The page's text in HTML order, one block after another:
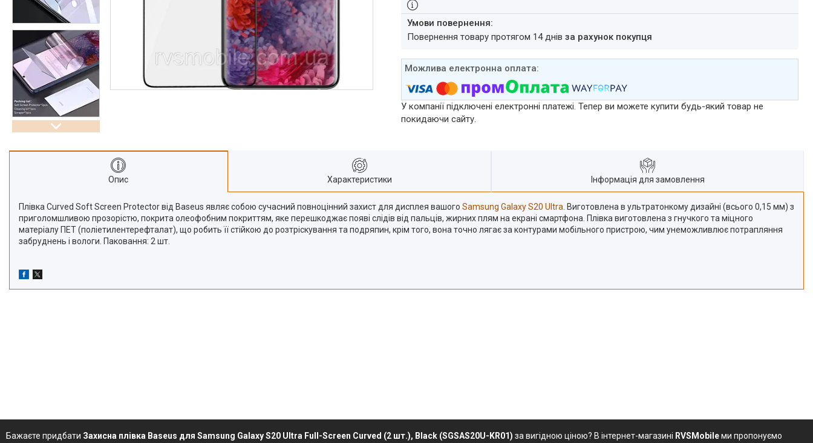
повернення товару протягом 14 днів за рахунок покупця
У компанії підключені електронні платежі. Тепер ви можете купити будь-який товар не
покидаючи сайту.
Опис Характеристики Інформація для замовлення
Плівка Curved Soft Screen Protector від Baseus являє собою сучасний повноцінний захист для дисплея вашого Samsung Galaxy S20 Ultra . Виготовлена в ультратонкому дизайні (всього 0,15 мм) з
приголомшливою прозорістю, покрита олеофобним покриттям, яке перешкоджає появі слідів від пальців, жирних плям на екрані смартфона. Плівка виготовлена з гнучкого та міцного
матеріалу ПЕТ (поліетилентерефталат), що робить її стійкою до розтріскування та подряпин, крім того, вона точно лягає за контурами мобільного пристрою, чим унеможливлює потрапляння
забруднень і вологи. Паковання: 2 шт.
Бажаєте придбати Захисна плівка Baseus для Samsung Galaxy S20 Ultra Full-Screen Curved (2 шт.), Black (SGSAS20U-KR01) за вигідною ціною? В інтернет-магазині RVSMobileми пропонуємо